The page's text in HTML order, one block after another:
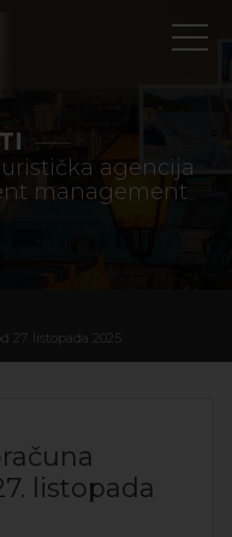
agencija
management
listopada 2025.
listopada